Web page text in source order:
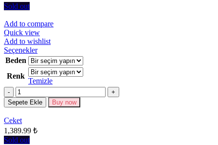
Sold out
Add to compare
Quick view
Add to wishlist
SeçeneklerBu
ürünün
birden
fazla
varyasyonu
Seçenekler
seçilebilir
Beden
Renk
Temizle
Miktar
Sepete Ekle Buy now
Ceket
1,389.99 ₺
Sold out